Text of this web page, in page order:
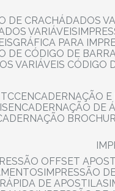
DE CRACHÁ
DADOS
VARIÁVEIS
GRÁFICA PARA
DE CÓDIGO DE
VARIÁVEIS CÓDIGO
ENCADERNAÇÃO
ENCADERNAÇÃO DE
OFFSET
IMPRESSÃO
DE APOSTILAS